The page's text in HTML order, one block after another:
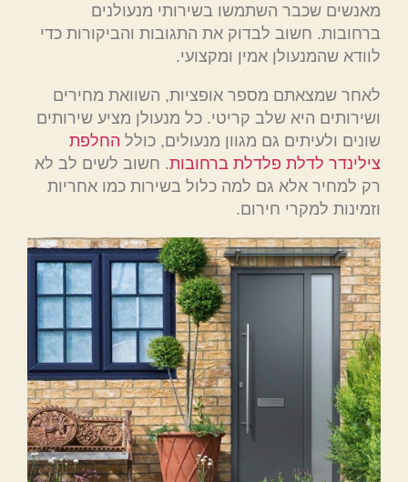
מאנשים שכבר השתמשו בשירותי מנעולנים
ברחובות. חשוב לבדוק את התגובות והביקורות כדי
לוודא שהמנעולן אמין ומקצועי.
לאחר שמצאתם מספר אופציות, השוואת מחירים
ושירותים היא שלב קריטי. כל מנעולן מציע שירותים
שונים ולעיתים גם מגוון מנעולים, כולל החלפת
צילינדר לדלת פלדלת ברחובות. חשוב לשים לב לא
רק למחיר אלא גם למה כלול בשירות כמו אחריות
וזמינות למקרי חירום.